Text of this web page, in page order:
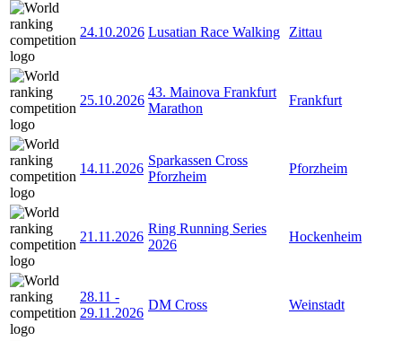
24.10.2026 Lusatian Race Walking Zittau
25.10.2026
43. Mainova Frankfurt
Marathon
Frankfurt
14.11.2026
Sparkassen Cross
Pforzheim
Pforzheim
21.11.2026
Ring Running Series
2026
Hockenheim
28.11 -
29.11.2026
DM Cross Weinstadt